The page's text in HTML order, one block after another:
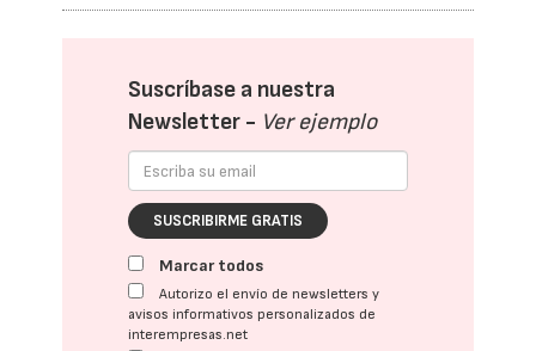
Suscríbase a nuestra
Newsletter - Ver ejemplo
SUSCRIBIRME GRATIS
Marcar todos
Autorizo el envío de newsletters y
avisos informativos personalizados de
interempresas.net